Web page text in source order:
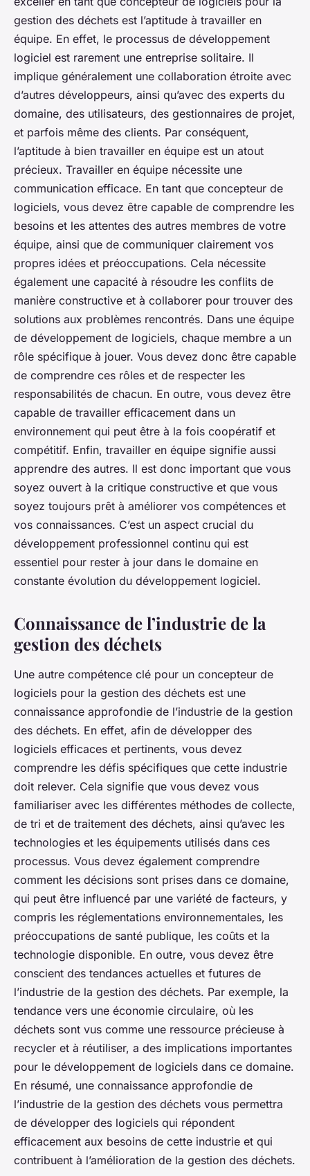
gestion des déchets est l’aptitude à travailler en
équipe. En effet, le processus de développement
logiciel est rarement une entreprise solitaire. Il
implique généralement une collaboration étroite avec
d’autres développeurs, ainsi qu’avec des experts du
domaine, des utilisateurs, des gestionnaires de projet,
et parfois même des clients. Par conséquent,
l’aptitude à bien travailler en équipe est un atout
précieux. Travailler en équipe nécessite une
communication efficace. En tant que concepteur de
logiciels, vous devez être capable de comprendre les
besoins et les attentes des autres membres de votre
équipe, ainsi que de communiquer clairement vos
propres idées et préoccupations. Cela nécessite
également une capacité à résoudre les conflits de
manière constructive et à collaborer pour trouver des
solutions aux problèmes rencontrés. Dans une équipe
de développement de logiciels, chaque membre a un
rôle spécifique à jouer. Vous devez donc être capable
de comprendre ces rôles et de respecter les
responsabilités de chacun. En outre, vous devez être
capable de travailler efficacement dans un
environnement qui peut être à la fois coopératif et
compétitif. Enfin, travailler en équipe signifie aussi
apprendre des autres. Il est donc important que vous
soyez ouvert à la critique constructive et que vous
soyez toujours prêt à améliorer vos compétences et
vos connaissances. C’est un aspect crucial du
développement professionnel continu qui est
essentiel pour rester à jour dans le domaine en
constante évolution du développement logiciel.
Connaissance de l’industrie de la
gestion des déchets
Une autre compétence clé pour un concepteur de
logiciels pour la gestion des déchets est une
connaissance approfondie de l’industrie de la gestion
des déchets. En effet, afin de développer des
logiciels efficaces et pertinents, vous devez
comprendre les défis spécifiques que cette industrie
doit relever. Cela signifie que vous devez vous
familiariser avec les différentes méthodes de collecte,
de tri et de traitement des déchets, ainsi qu’avec les
technologies et les équipements utilisés dans ces
processus. Vous devez également comprendre
comment les décisions sont prises dans ce domaine,
qui peut être influencé par une variété de facteurs, y
compris les réglementations environnementales, les
préoccupations de santé publique, les coûts et la
technologie disponible. En outre, vous devez être
conscient des tendances actuelles et futures de
l’industrie de la gestion des déchets. Par exemple, la
tendance vers une économie circulaire, où les
déchets sont vus comme une ressource précieuse à
recycler et à réutiliser, a des implications importantes
pour le développement de logiciels dans ce domaine.
En résumé, une connaissance approfondie de
l’industrie de la gestion des déchets vous permettra
de développer des logiciels qui répondent
efficacement aux besoins de cette industrie et qui
contribuent à l’amélioration de la gestion des déchets.